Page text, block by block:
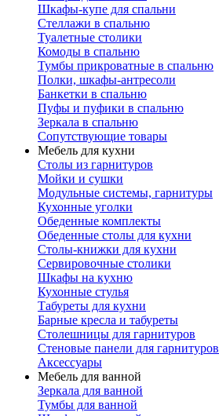
Шкафы-купе для спальни
Стеллажи в спальню
Туалетные столики
Комоды в спальню
Тумбы прикроватные в спальню
Полки, шкафы-антресоли
Банкетки в спальню
Пуфы и пуфики в спальню
Зеркала в спальню
Сопутствующие товары
Мебель для кухни
Столы из гарнитуров
Мойки и сушки
Модульные системы, гарнитуры
Кухонные уголки
Обеденные комплекты
Обеденные столы для кухни
Столы-книжки для кухни
Сервировочные столики
Шкафы на кухню
Кухонные стулья
Табуреты для кухни
Барные кресла и табуреты
Столешницы для гарнитуров
Стеновые панели для гарнитуров
Аксессуары
Мебель для ванной
Зеркала для ванной
Тумбы для ванной